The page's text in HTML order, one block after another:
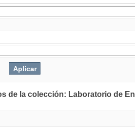
de la colección: Laboratorio de